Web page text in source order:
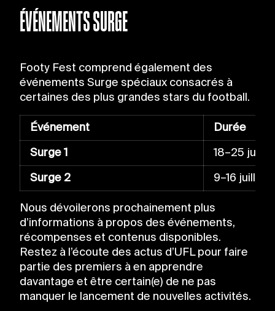
ÉVÉNEMENTS SURGE
Footy Fest comprend également des
événements Surge spéciaux consacrés à
certaines des plus grandes stars du football.
Événement
Durée
Surge 1
18–25 juin
Surge 2
9–16 juillet
Nous dévoilerons prochainement plus
d’informations à propos des événements,
récompenses et contenus disponibles.
Restez à l’écoute des actus d’UFL pour faire
partie des premiers à en apprendre
davantage et être certain(e) de ne pas
manquer le lancement de nouvelles activités.